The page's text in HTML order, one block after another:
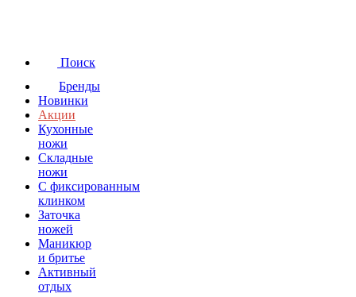
Поиск
Бренды
Новинки
Акции
Кухонные
ножи
Складные
ножи
C фиксированным
клинком
Заточка
ножей
Маникюр
и бритье
Активный
отдых